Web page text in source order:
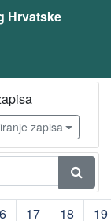
Hrvatske
zapisa
17 18 19